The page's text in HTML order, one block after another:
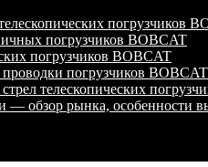
погрузчиков
погрузчиков BOBCAT
погрузчиков BOBCAT
погрузчиков BOBCAT
телескопических
— обзор рынка, особенности